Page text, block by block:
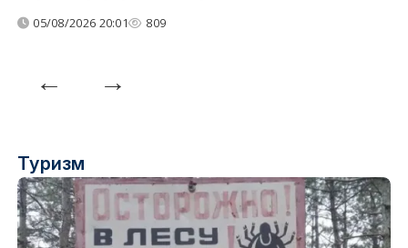
05/08/2026 20:01 809
Туризм